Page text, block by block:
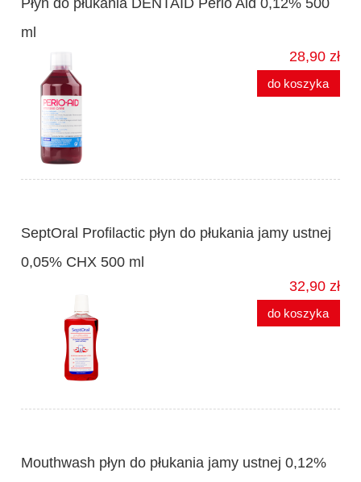
ml
28,90 zł
do koszyka
SeptOral Profilactic płyn do płukania jamy ustnej
0,05% CHX 500 ml
32,90 zł
do koszyka
Mouthwash płyn do płukania jamy ustnej 0,12%